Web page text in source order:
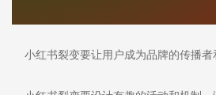
小红书裂变要让用户成为品牌的传播者